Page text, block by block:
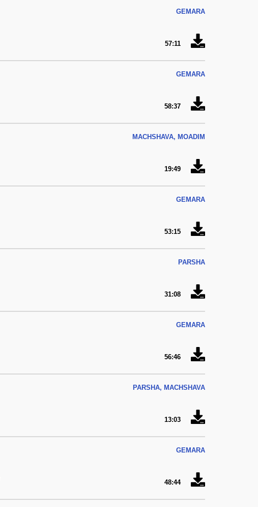
GEMARA
57:11
GEMARA
58:37
MACHSHAVA, MOADIM
19:49
GEMARA
53:15
PARSHA
31:08
GEMARA
56:46
PARSHA, MACHSHAVA
13:03
GEMARA
48:44